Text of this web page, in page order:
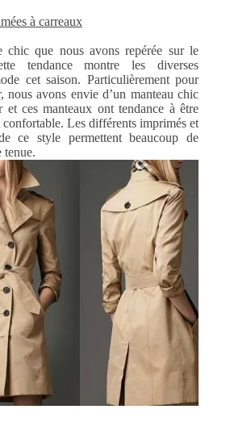
à carreaux
chic que nous avons repérée sur le
tendance
montre les diverses
cet saison. Particulièrement pour
nous avons envie d’un manteau chic
et ces manteaux ont tendance à être
confortable. Les différents imprimés et
ce style permettent beaucoup de
tenue.